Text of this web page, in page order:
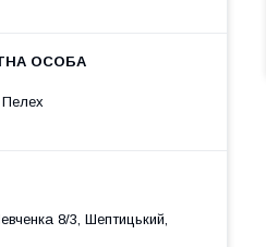
8/3, Шептицький,